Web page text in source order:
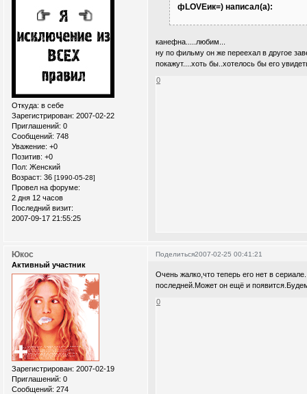
Откуда: в себе
Зарегистрирован: 2007-02-22
Приглашений: 0
Сообщений: 748
Уважение: +0
Позитив: +0
Пол: Женский
Возраст: 36 [1990-05-28]
Провел на форуме:
2 дня 12 часов
Последний визит:
2007-09-17 21:55:25
фLOVEик=) написал(а):
канефна.....любим...
ну по фильму он же переехал в другое
покажут....хоть бы..хотелось бы его
0
Поделиться2007-02-25 00:41:21
Юкос
Активный участник
Зарегистрирован: 2007-02-19
Приглашений: 0
Сообщений: 274
Очень жалко,что теперь его нет в
последней.Может он ещё и
0